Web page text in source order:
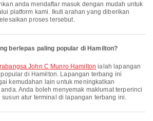
anda mendaftar masuk dengan mudah untuk
platform kami. Ikuti arahan yang diberikan
proses tersebut.
berlepas paling popular di Hamilton?
John C Munro Hamilton ialah lapangan
di Hamilton. Lapangan terbang ini
kemudahan lain untuk meningkatkan
Anda boleh menyemak maklumat terperinci
atur terminal di lapangan terbang ini.